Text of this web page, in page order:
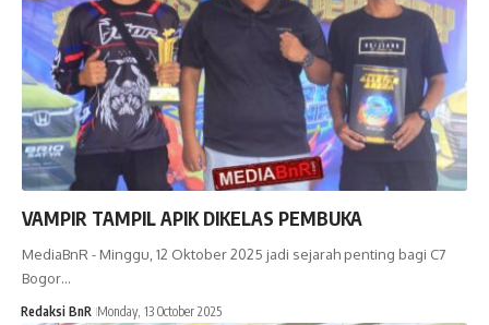
VAMPIR TAMPIL APIK DIKELAS PEMBUKA
MediaBnR - Minggu, 12 Oktober 2025 jadi sejarah penting bagi C7
Bogor…
Redaksi BnR Monday, 13 October 2025